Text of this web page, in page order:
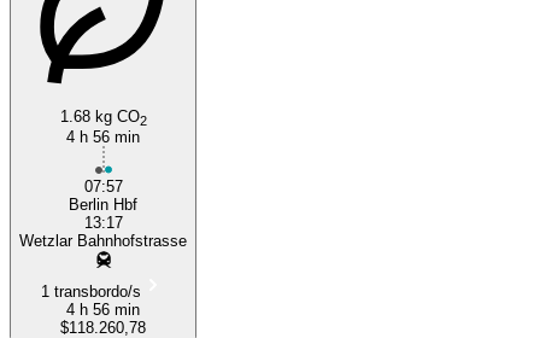
1.68 kg CO2
4 h 56 min
07:57
Berlin Hbf
13:17
Wetzlar Bahnhofstrasse
1 transbordo/s
4 h 56 min
$118.260,78